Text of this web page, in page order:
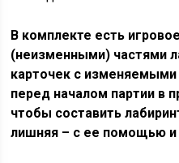
В комплекте есть
(неизменными) частями
карточек с
перед началом партии в
чтобы составить
лишняя – с ее помощью и